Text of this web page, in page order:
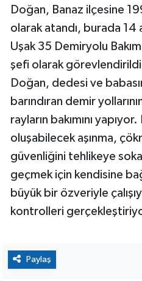
Doğan, Banaz ilçesine
olarak atandı, burada 14
Uşak 35 Demiryolu
şefi olarak
Doğan, dedesi ve
barındıran demir
rayların bakımını
oluşabilecek aşınma,
güvenliğini tehlikeye
geçmek için kendisine
büyük bir özveriyle
kontrolleri
Paylaş